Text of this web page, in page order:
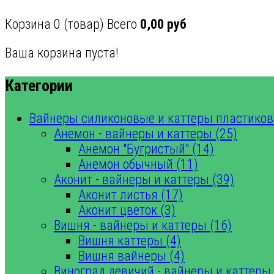
Корзина 0 (товар) Всего 0,00 руб
Ваша корзина пуста!
Категории
Вайнеры силиконовые и каттеры
Анемон - вайнеры и каттеры (25)
Анемон "Бугристый" (14)
Анемон обычный (11)
Аконит - вайнеры и каттеры (39)
Аконит листья (17)
Аконит цветок (3)
Вишня - вайнеры и каттеры (16)
Вишня каттеры (4)
Вишня вайнеры (4)